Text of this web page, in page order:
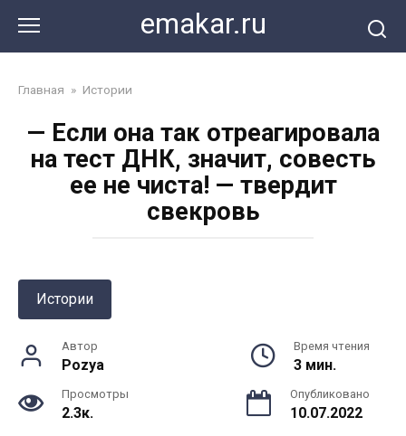
контенту
emakar.ru
Главная » Истории
— Если она так отреагировала
на тест ДНК, значит, совесть
ее не чиста! — твердит
свекровь
Истории
Автор
Pozya
Время чтения
3 мин.
Просмотры
2.3к.
Опубликовано
10.07.2022